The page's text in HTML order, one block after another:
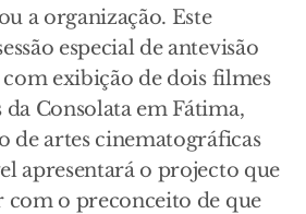
a organização. Este
especial de antevisão
exibição de dois filmes
Consolata em Fátima,
de artes cinematográficas
apresentará o projecto que
com o preconceito de que